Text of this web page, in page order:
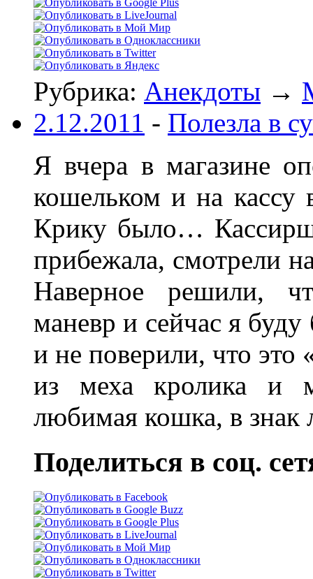
Рубрика: Анекдоты →
2.12.2011 - Полезла в
Я вчера в магазине
кошельком и на кассу
Крику было…
прибежала, смотрели
Наверное решили,
маневр и сейчас я
и не поверили, что
из меха кролика и
любимая кошка, в знак
Поделиться в соц.